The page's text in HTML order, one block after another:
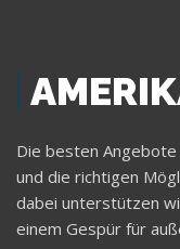
Die besten
und die richtigen
dabei unterstützen
einem Gespür für